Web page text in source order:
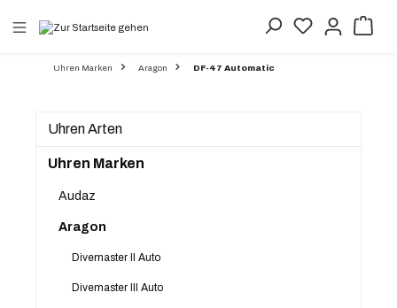
Uhren Marken Aragon DF-47 Automatic
Uhren Arten
Uhren Marken
Audaz
Aragon
Divemaster II Auto
Divemaster III Auto